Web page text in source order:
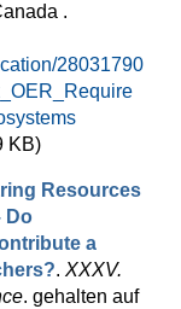
.
28031790
KB)
Resources
Do
a
. XXXV.
. gehalten auf